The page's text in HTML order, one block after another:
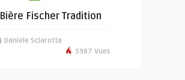
Bière Fischer Tradition
Daniele Sciarotta
5987 Vues